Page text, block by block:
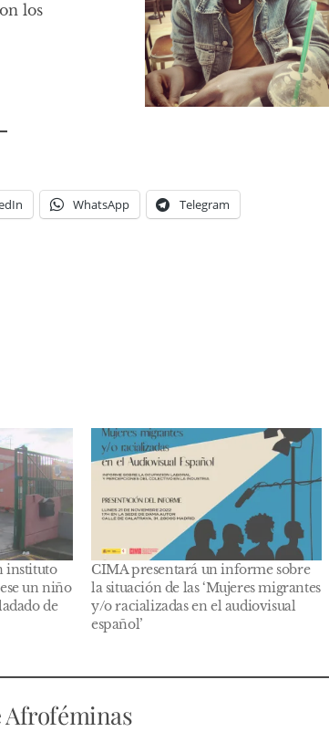
los
WhatsApp Telegram
instituto
un niño
de
CIMA presentará un informe sobre
la situación de las ‘Mujeres migrantes
y/o racializadas en el audiovisual
español’
Afroféminas